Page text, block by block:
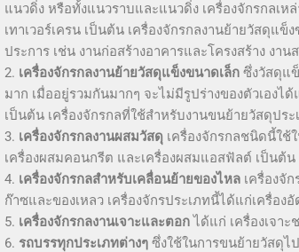
แนวดิ่ง หรือทั้งแนวราบและแนวดิ่ง เครื่องจักรกลเห
เทาเวอร์เครน เป็นต้น เครื่องจักรกลงานย้ายวัสดุแ
ประการ เช่น งานก่อสร้างอาคารและโครงสร้าง งาน
2. เครื่องจักรกลงานย้ายวัสดุแข็งขนาดเล็ก ซึ่งวัสดุแ
มาก เมื่ออยู่รวมกันมากๆ จะไม่มีรูปร่างของตัวเอง
เป็นต้น เครื่องจักรกลที่ใช้สำหรับงานขนย้ายวัสดุปร
3. เครื่องจักรกลงานผสมวัสดุ เครื่องจักรกลชนิดนี้ใช้
เครื่องผสมคอนกรีต และเครื่องผสมแอสฟัลต์ เป็นต้น
4. เครื่องจักรกลสำหรับเคลื่อนย้ายของไหล เครื่องจั
ก๊าซและของเหลว เครื่องจักรประเภทนี้ได้แก่เครื่อ
5. เครื่องจักรกลงานเจาะและตอกได้แก่ เครื่องเจาะ
6. รถบรรทุกประเภทต่างๆ ซึ่งใช้ในการขนย้ายวัสดุไ